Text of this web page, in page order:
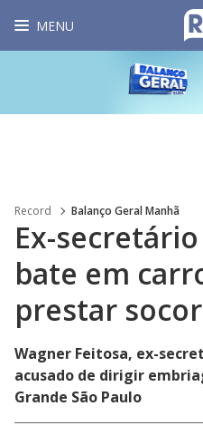
MENU
Record Balanço Geral Manhã
Ex-
bate em
prestar
Wagner Feitosa, ex-
acusado de dirigir
Grande São Paulo